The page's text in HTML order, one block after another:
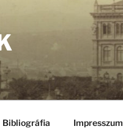
Bibliográfia Impresszum